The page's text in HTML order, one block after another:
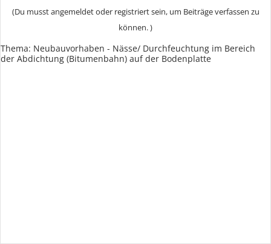
(Du musst angemeldet oder registriert sein, um Beiträge verfassen zu
können. )
Thema: Neubauvorhaben - Nässe/ Durchfeuchtung im Bereich
der Abdichtung (Bitumenbahn) auf der Bodenplatte